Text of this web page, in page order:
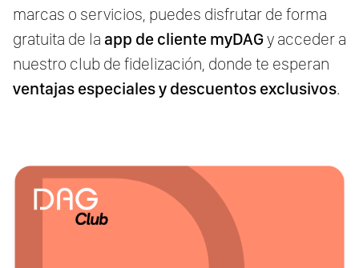
marcas o servicios, puedes disfrutar de forma
gratuita de la app de cliente myDAG y acceder a
nuestro club de fidelización, donde te esperan
ventajas especiales y descuentos exclusivos.